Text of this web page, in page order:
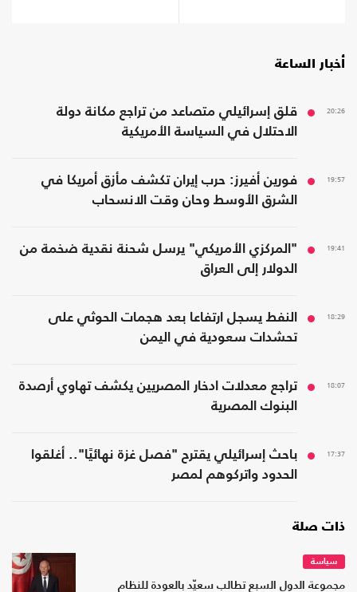
أخبار الساعة
20:26
قلق إسرائيلي متصاعد من تراجع مكانة دولة
الاحتلال في السياسة الأمريكية
19:57
فورين أفيرز: حرب إيران تكشف مأزق أمريكا في
الشرق الأوسط وحان وقت الانسحاب
19:41
"المركزي الأمريكي" يرسل شحنة نقدية ضخمة من
الدولار إلى العراق
18:29
النفط يسجل ارتفاعا بعد هجمات الحوثي على
تحشدات سعودية في اليمن
18:07
تراجع معدلات ادخار المصريين يكشف تهاوي أرصدة
البنوك المصرية
17:37
باحث إسرائيلي يقترح "فصل غزة نهائيًا".. أغلقوا
الحدود واتركوهم لمصر
ذات صلة
سياسة
مجموعة الدول السبع تطالب سعيّد بالعودة للنظام